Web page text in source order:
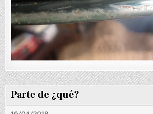
Parte de ¿qué?